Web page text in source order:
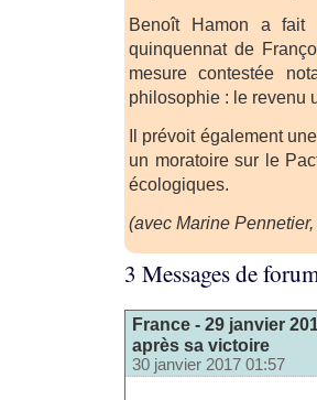
Benoît Hamon a fait
quinquennat de
mesure contestée
philosophie : le revenu
Il prévoit également
un moratoire sur le
écologiques.
(avec Marine
3 Messages de forum
France - 29 janvier
après sa victoire
30 janvier 2017 01:57